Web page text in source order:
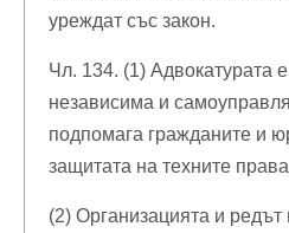
уреждат със закон.
Чл. 134. (1) Адвокатурата
независима и
подпомага гражданите и
защитата на техните
(2) Организацията и редът